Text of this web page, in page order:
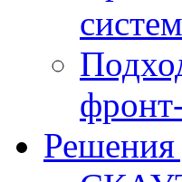
Решения